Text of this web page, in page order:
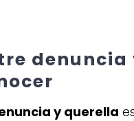
y querella